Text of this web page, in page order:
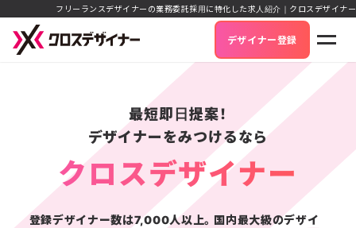
フリーランスデザイナーの業務委託採用に特化した求人紹介｜クロスデザイナー
デザイナー登録
最短即日提案！
デザイナーをみつけるなら
クロスデザイナー
登録デザイナー数は7,000人以上。 国内最大級のデザイ